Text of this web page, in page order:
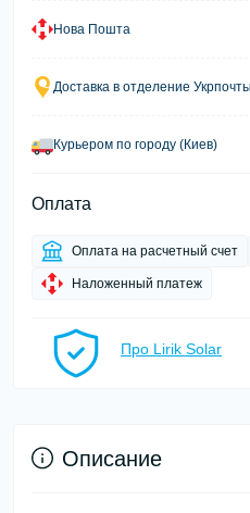
Нова Пошта
Доставка в отделение Укрпочты
Курьером по городу (Киев)
Оплата
Оплата на расчетный счет
Наложенный платеж
Про Lirik Solar
Описание